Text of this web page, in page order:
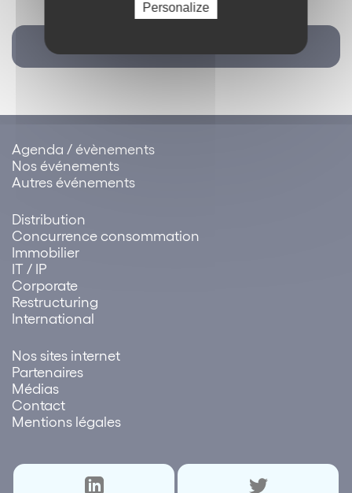
Agenda / évènements
Nos événements
Autres événements
Distribution
Concurrence consommation
Immobilier
IT / IP
Corporate
Restructuring
International
Nos sites internet
Partenaires
Médias
Contact
Mentions légales
Personalize